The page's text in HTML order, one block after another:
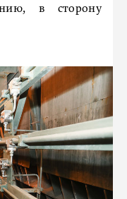
в сторону